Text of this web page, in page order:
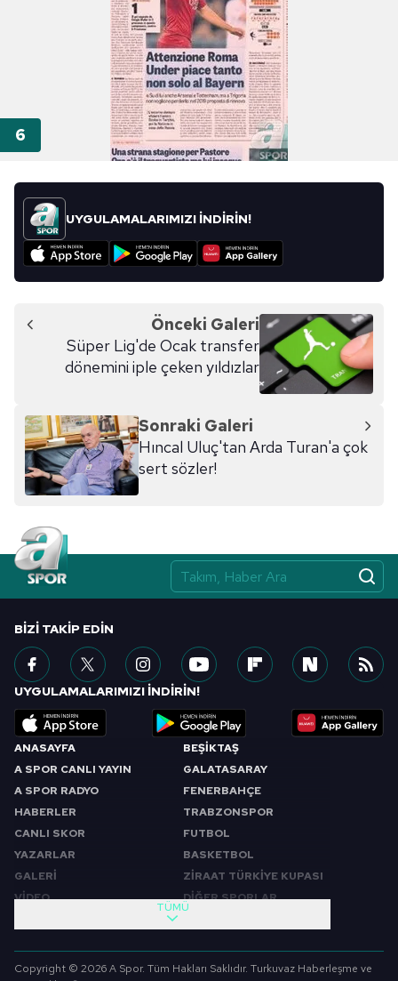
UYGULAMALARIMIZI İNDİRİN!
Önceki Galeri
Süper Lig'de Ocak transfer
dönemini iple çeken yıldızlar
Sonraki Galeri
Hıncal Uluç'tan Arda Turan'a çok
sert sözler!
ANASAYFA
A SPOR CANLI YAYIN
A SPOR RADYO
HABERLER
CANLI SKOR
YAZARLAR
GALERİ
VİDEO
BEŞİKTAŞ
GALATASARAY
FENERBAHÇE
TRABZONSPOR
FUTBOL
BASKETBOL
ZİRAAT TÜRKİYE KUPASI
DİĞER SPORLAR
SABAH SPORU
FUTBOL
TÜMÜ
BIZI TAKIP EDIN
UYGULAMALARIMIZI İNDİRİN!
Copyright © 2026 A Spor. Tüm Hakları Saklıdır. Turkuvaz Haberleşme ve